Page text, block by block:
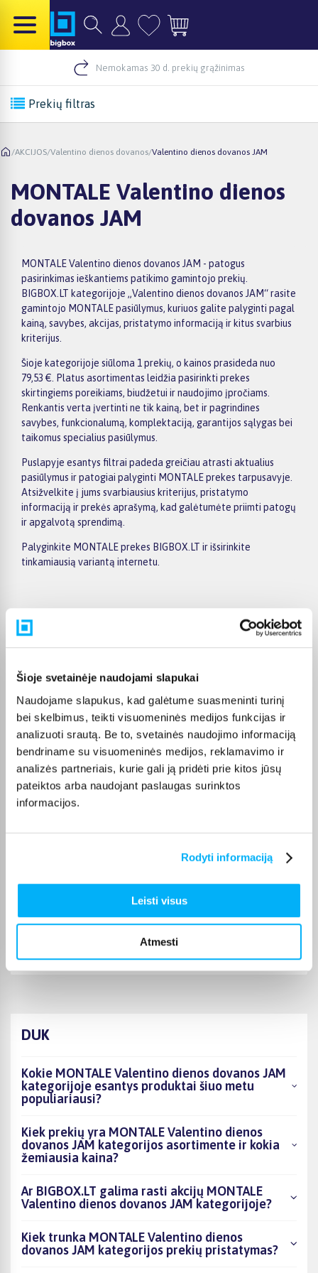
Šioje svetainėje naudojami slapukai
Naudojame slapukus, kad galėtume suasmeninti turinį
bei skelbimus, teikti visuomeninės medijos funkcijas ir
analizuoti srautą. Be to, svetainės naudojimo informaciją
bendriname su visuomeninės medijos, reklamavimo ir
analizės partneriais, kurie gali ją pridėti prie kitos jūsų
pateiktos arba naudojant paslaugas surinktos
informacijos.
Rodyti informaciją
Leisti visus
Atmesti
Nemokamas 30 d. prekių grąžinimas
Prekių filtras
/AKCIJOS/Valentino dienos dovanos/Valentino dienos dovanos JAM
MONTALE Valentino dienos
dovanos JAM
MONTALE Valentino dienos dovanos JAM - patogus
pasirinkimas ieškantiems patikimo gamintojo prekių.
BIGBOX.LT kategorijoje „Valentino dienos dovanos JAM“ rasite
gamintojo MONTALE pasiūlymus, kuriuos galite palyginti pagal
kainą, savybes, akcijas, pristatymo informaciją ir kitus svarbius
kriterijus.
Šioje kategorijoje siūloma 1 prekių, o kainos prasideda nuo
79,53 €. Platus asortimentas leidžia pasirinkti prekes
skirtingiems poreikiams, biudžetui ir naudojimo įpročiams.
Renkantis verta įvertinti ne tik kainą, bet ir pagrindines
savybes, funkcionalumą, komplektaciją, garantijos sąlygas bei
taikomus specialius pasiūlymus.
Puslapyje esantys filtrai padeda greičiau atrasti aktualius
pasiūlymus ir patogiai palyginti MONTALE prekes tarpusavyje.
Atsižvelkite į jums svarbiausius kriterijus, pristatymo
informaciją ir prekės aprašymą, kad galėtumėte priimti patogų
ir apgalvotą sprendimą.
Palyginkite MONTALE prekes BIGBOX.LT ir išsirinkite
tinkamiausią variantą internetu.
Pirkėjų atsiliepimai apie prekes
Patvirtintas pirkėjas
Pigus pasiūlymas
Danutė G.
Puiki dovana darbui ir pramogai 🙂 Ačiū
Vitalijus T.
Įvairūs kavos režimai – galimybė pasirinkti skirtingą stiprumą ir kiekį
DUK
Kokie MONTALE Valentino dienos dovanos JAM
kategorijoje esantys produktai šiuo metu
populiariausi?
Kiek prekių yra MONTALE Valentino dienos
dovanos JAM kategorijos asortimente ir kokia
žemiausia kaina?
Ar BIGBOX.LT galima rasti akcijų MONTALE
Valentino dienos dovanos JAM kategorijoje?
Kiek trunka MONTALE Valentino dienos
dovanos JAM kategorijos prekių pristatymas?